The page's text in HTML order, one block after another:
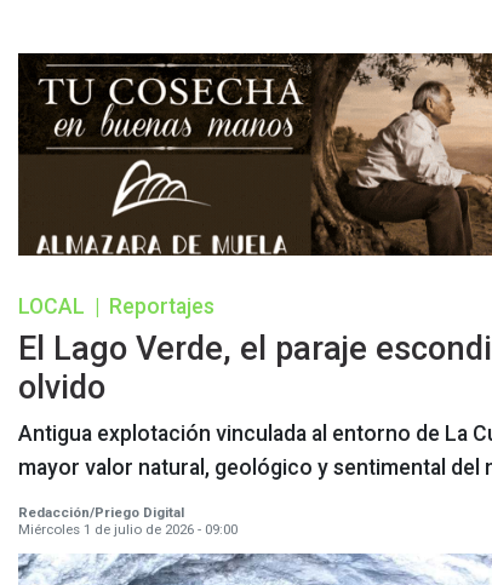
LOCAL Reportajes
El Lago Verde, el paraje
olvido
Antigua explotación vinculada al entorno de La
mayor valor natural, geológico y sentimental del
Redacción/Priego Digital
Miércoles 1 de julio de 2026 - 09:00